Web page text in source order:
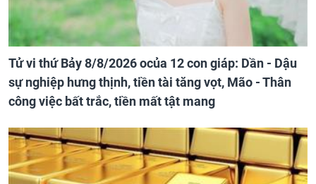
Tử vi thứ Bảy 8/8/2026 ocủa 12 con giáp: Dần - Dậu
sự nghiệp hưng thịnh, tiền tài tăng vọt, Mão - Thân
công việc bất trắc, tiền mất tật mang